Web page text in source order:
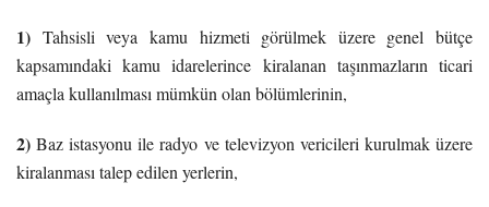
1) Tahsisli veya kamu hizmeti görülmek üzere genel bütçe
kapsamındaki kamu idarelerince kiralanan taşınmazların ticari
amaçla kullanılması mümkün olan bölümlerinin,
2) Baz istasyonu ile radyo ve televizyon vericileri kurulmak üzere
kiralanması talep edilen yerlerin,